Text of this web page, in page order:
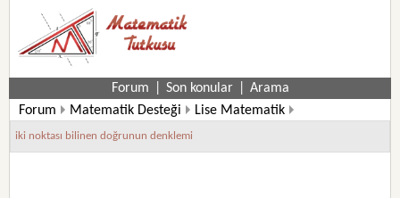
Forum Son konular
Arama
Forum
Matematik Desteği Lise Matematik
iki noktası bilinen doğrunun denklemi